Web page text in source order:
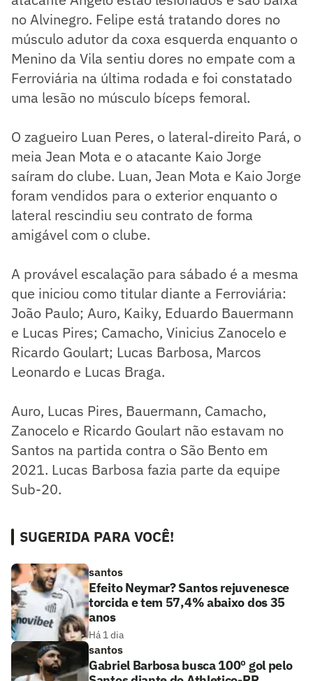
no Alvinegro. Felipe está tratando dores no
músculo adutor da coxa esquerda enquanto o
Menino da Vila sentiu dores no empate com a
Ferroviária na última rodada e foi constatado
uma lesão no músculo bíceps femoral.
O zagueiro Luan Peres, o lateral-direito Pará, o
meia Jean Mota e o atacante Kaio Jorge
saíram do clube. Luan, Jean Mota e Kaio Jorge
foram vendidos para o exterior enquanto o
lateral rescindiu seu contrato de forma
amigável com o clube.
A provável escalação para sábado é a mesma
que iniciou como titular diante a Ferroviária:
João Paulo; Auro, Kaiky, Eduardo Bauermann
e Lucas Pires; Camacho, Vinicius Zanocelo e
Ricardo Goulart; Lucas Barbosa, Marcos
Leonardo e Lucas Braga.
Auro, Lucas Pires, Bauermann, Camacho,
Zanocelo e Ricardo Goulart não estavam no
Santos na partida contra o São Bento em
2021. Lucas Barbosa fazia parte da equipe
Sub-20.
SUGERIDA PARA VOCÊ!
santos
Efeito Neymar? Santos rejuvenesce
torcida e tem 57,4% abaixo dos 35
anos
Há 1 dia
santos
Gabriel Barbosa busca 100º gol pelo